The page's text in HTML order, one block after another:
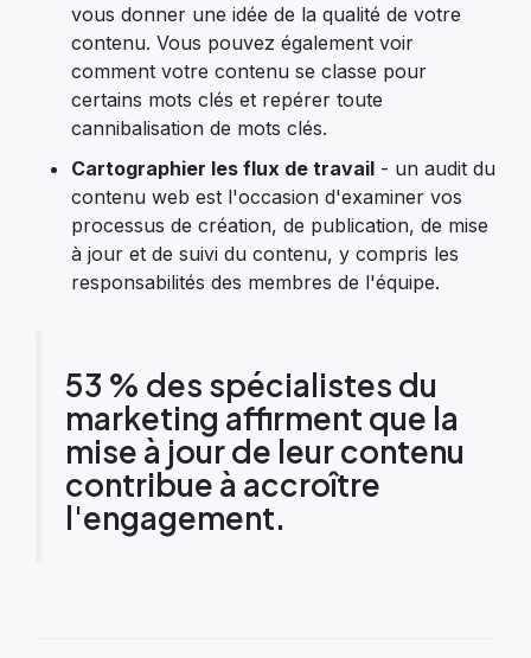
vous donner une idée de la qualité de votre
contenu. Vous pouvez également voir
comment votre contenu se classe pour
certains mots clés et repérer toute
cannibalisation de mots clés.
Cartographier les flux de travail - un audit du
contenu web est l'occasion d'examiner vos
processus de création, de publication, de mise
à jour et de suivi du contenu, y compris les
responsabilités des membres de l'équipe.
53 % des spécialistes du
marketing affirment que la
mise à jour de leur contenu
contribue à accroître
l'engagement.